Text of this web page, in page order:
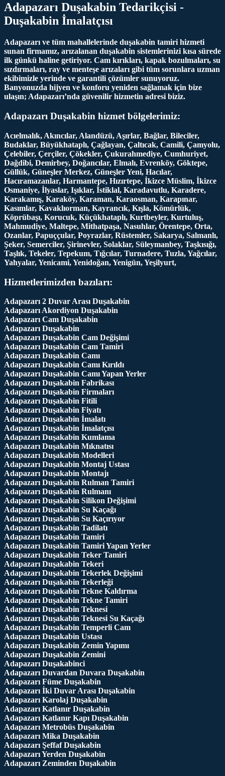
Adapazarı Duşakabin Tedarikçisi -
Duşakabin İmalatçısı
Adapazarı ve tüm mahallelerinde duşakabin tamiri hizmeti
sunan firmamız, arızalanan duşakabin sistemlerinizi kısa sürede
ilk günkü haline getiriyor. Cam kırıkları, kapak bozulmaları, su
sızdırmaları, ray ve menteşe arızaları gibi tüm sorunlara uzman
ekibimizle yerinde ve garantili çözümler sunuyoruz.
Banyonuzda hijyen ve konforu yeniden sağlamak için bize
ulaşın; Adapazarı’nda güvenilir hizmetin adresi biziz.
Adapazarı Duşakabin hizmet bölgelerimiz:
Acıelmalık, Akıncılar, Alandüzü, Aşırlar, Bağlar, Bileciler,
Budaklar, Büyükhataplı, Çağlayan, Çaltıcak, Camili, Çamyolu,
Çelebiler, Çerçiler, Çökekler, Çukurahmediye, Cumhuriyet,
Dağdibi, Demirbey, Doğancılar, Elmalı, Evrenköy, Göktepe,
Güllük, Güneşler Merkez, Güneşler Yeni, Hacılar,
Hacıramazanlar, Harmantepe, Hızırtepe, İkizce Müslim, İkizce
Osmaniye, İlyaslar, Işıklar, İstiklal, Karadavutlu, Karadere,
Karakamış, Karaköy, Karaman, Karaosman, Karapınar,
Kasımlar, Kavaklıorman, Kayrancık, Kışla, Kömürlük,
Köprübaşı, Korucuk, Küçükhataplı, Kurtbeyler, Kurtuluş,
Mahmudiye, Maltepe, Mithatpaşa, Nasuhlar, Örentepe, Orta,
Ozanlar, Papuççular, Poyrazlar, Rüstemler, Sakarya, Salmanlı,
Şeker, Semerciler, Şirinevler, Solaklar, Süleymanbey, Taşkısığı,
Taşlık, Tekeler, Tepekum, Tığcılar, Turnadere, Tuzla, Yağcılar,
Yahyalar, Yenicami, Yenidoğan, Yenigün, Yeşilyurt,
Hizmetlerimizden bazıları:
Adapazarı 2 Duvar Arası Duşakabin
Adapazarı Akordiyon Duşakabin
Adapazarı Cam Duşakabin
Adapazarı Duşakabin
Adapazarı Duşakabin Cam Değişimi
Adapazarı Duşakabin Cam Tamiri
Adapazarı Duşakabin Camı
Adapazarı Duşakabin Camı Kırıldı
Adapazarı Duşakabin Camı Yapan Yerler
Adapazarı Duşakabin Fabrikası
Adapazarı Duşakabin Firmaları
Adapazarı Duşakabin Fitili
Adapazarı Duşakabin Fiyatı
Adapazarı Duşakabin İmalatı
Adapazarı Duşakabin İmalatçısı
Adapazarı Duşakabin Kumlama
Adapazarı Duşakabin Mıknatısı
Adapazarı Duşakabin Modelleri
Adapazarı Duşakabin Montaj Ustası
Adapazarı Duşakabin Montajı
Adapazarı Duşakabin Rulman Tamiri
Adapazarı Duşakabin Rulmanı
Adapazarı Duşakabin Silikon Değişimi
Adapazarı Duşakabin Su Kaçağı
Adapazarı Duşakabin Su Kaçırıyor
Adapazarı Duşakabin Tadilatı
Adapazarı Duşakabin Tamiri
Adapazarı Duşakabin Tamiri Yapan Yerler
Adapazarı Duşakabin Teker Tamiri
Adapazarı Duşakabin Tekeri
Adapazarı Duşakabin Tekerlek Değişimi
Adapazarı Duşakabin Tekerleği
Adapazarı Duşakabin Tekne Kaldırma
Adapazarı Duşakabin Tekne Tamiri
Adapazarı Duşakabin Teknesi
Adapazarı Duşakabin Teknesi Su Kaçağı
Adapazarı Duşakabin Temperli Cam
Adapazarı Duşakabin Ustası
Adapazarı Duşakabin Zemin Yapımı
Adapazarı Duşakabin Zemini
Adapazarı Duşakabinci
Adapazarı Duvardan Duvara Duşakabin
Adapazarı Füme Duşakabin
Adapazarı İki Duvar Arası Duşakabin
Adapazarı Karolaj Duşakabin
Adapazarı Katlanır Duşakabin
Adapazarı Katlanır Kapı Duşakabin
Adapazarı Metrobüs Duşakabin
Adapazarı Mika Duşakabin
Adapazarı Şeffaf Duşakabin
Adapazarı Yerden Duşakabin
Adapazarı Zeminden Duşakabin